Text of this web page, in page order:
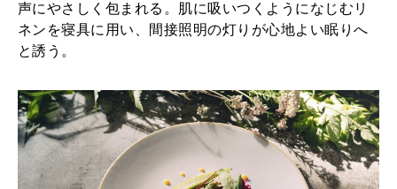
声にやさしく包まれる。肌に吸いつくようになじむリ
ネンを寝具に用い、間接照明の灯りが心地よい眠りへ
と誘う。